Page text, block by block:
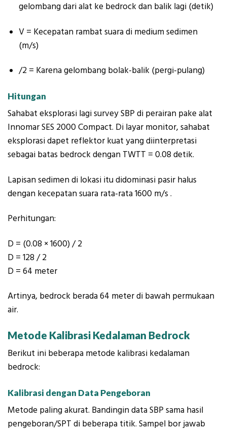
gelombang dari alat ke bedrock dan balik lagi (detik)
V = Kecepatan rambat suara di medium sedimen
(m/s)
/2 = Karena gelombang bolak-balik (pergi-pulang)
Hitungan
Sahabat eksplorasi lagi survey SBP di perairan pake alat
Innomar SES 2000 Compact. Di layar monitor, sahabat
eksplorasi dapet reflektor kuat yang diinterpretasi
sebagai batas bedrock dengan TWTT = 0.08 detik.
Lapisan sedimen di lokasi itu didominasi pasir halus
dengan kecepatan suara rata-rata1600 m/s .
Perhitungan:
D = (0.08 × 1600) / 2
D = 128 / 2
D = 64 meter
Artinya, bedrock berada 64 meter di bawah permukaan
air.
Metode Kalibrasi Kedalaman Bedrock
Berikut ini beberapa metode kalibrasi kedalaman
bedrock:
Kalibrasi dengan Data Pengeboran
Metode paling akurat. Bandingin data SBP sama hasil
pengeboran/SPT di beberapa titik. Sampel bor jawab